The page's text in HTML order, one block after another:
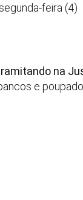
feira (4)
na
e